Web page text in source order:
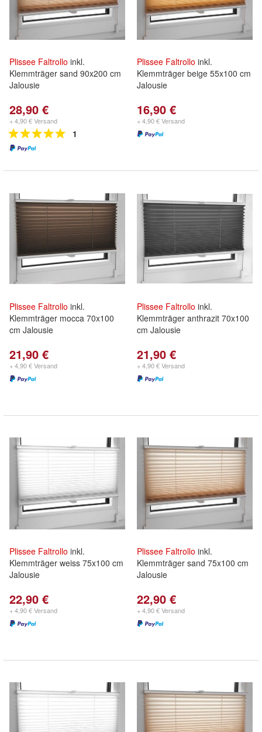
Plissee Faltrollo inkl.
Klemmträger sand 90x200 cm
Jalousie
28,90 €
+ 4,90 € Versand
1
Plissee Faltrollo inkl.
Klemmträger beige 55x100 cm
Jalousie
16,90 €
+ 4,90 € Versand
Plissee Faltrollo inkl.
Klemmträger mocca 70x100
cm Jalousie
21,90 €
+ 4,90 € Versand
Plissee Faltrollo inkl.
Klemmträger anthrazit 70x100
cm Jalousie
21,90 €
+ 4,90 € Versand
Plissee Faltrollo inkl.
Klemmträger weiss 75x100 cm
Jalousie
22,90 €
+ 4,90 € Versand
Plissee Faltrollo inkl.
Klemmträger sand 75x100 cm
Jalousie
22,90 €
+ 4,90 € Versand